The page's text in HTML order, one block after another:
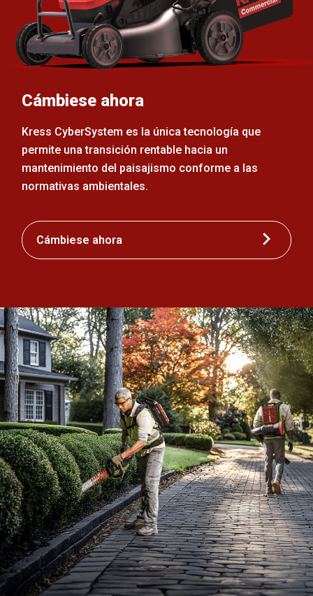
Cámbiese ahora
Kress CyberSystem es la única tecnología que
permite una transición rentable hacia un
mantenimiento del paisajismo conforme a las
normativas ambientales.
Cámbiese ahora